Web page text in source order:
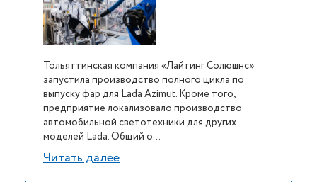
Тольяттинская компания «Лайтинг Солюшнс»
запустила производство полного цикла по
выпуску фар для Lada Azimut. Кроме того,
предприятие локализовало производство
автомобильной светотехники для других
моделей Lada. Общий о...
Читать далее